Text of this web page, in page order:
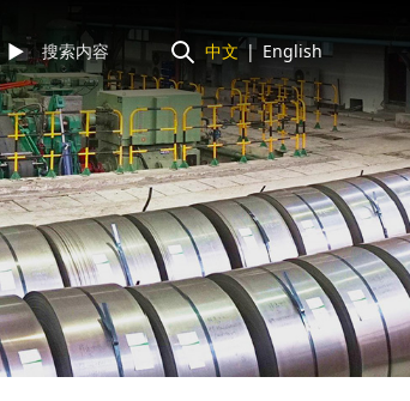
中文 | English
►